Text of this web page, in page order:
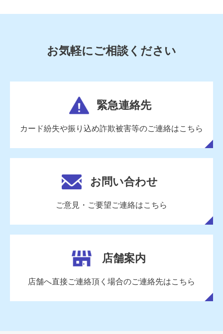
お気軽にご相談ください
緊急連絡先
カード紛失や振り込め詐欺被害等のご連絡はこちら
お問い合わせ
ご意見・ご要望ご連絡はこちら
店舗案内
店舗へ直接ご連絡頂く場合のご連絡先はこちら